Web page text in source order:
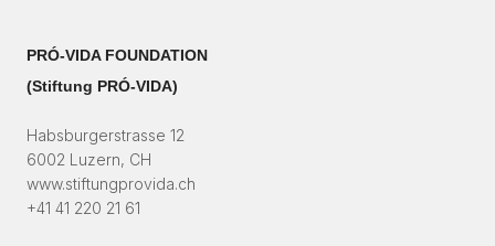
PRÓ-VIDA FOUNDATION
(Stiftung PRÓ-VIDA)​
Habsburgerstrasse 12
6002 Luzern, CH
www.stiftungprovida.ch
+41 41 220 21 61